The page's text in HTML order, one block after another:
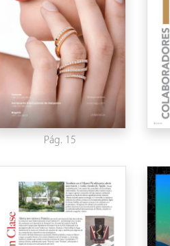
Pág. 15